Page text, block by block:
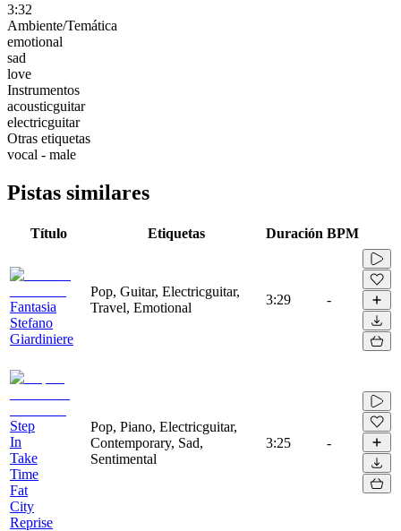
3:32
Ambiente/Temática
emotional
sad
love
Instrumentos
acousticguitar
electricguitar
Otras etiquetas
vocal - male
Pistas similares
Título Etiquetas Duración BPM
Fantasia
Stefano
Giardiniere
Pop, Guitar, Electricguitar,
Travel, Emotional
3:29 -
Step
In
Take
Time
Fat
City
Reprise
Pop, Piano, Electricguitar,
Contemporary, Sad,
Sentimental
3:25 -